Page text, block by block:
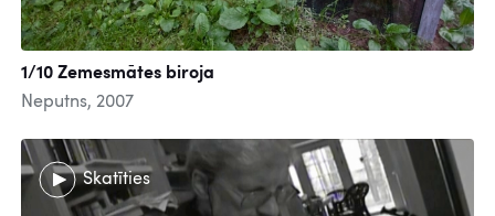
1/10 Zemesmātes biroja
Neputns, 2007
Skatīties